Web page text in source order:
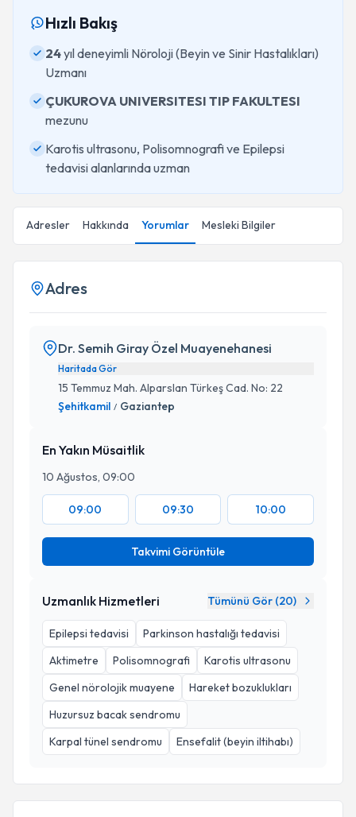
Hızlı Bakış
24yıl deneyimli Nöroloji (Beyin ve Sinir Hastalıkları)
Uzmanı
ÇUKUROVA UNIVERSITESI TIP FAKULTESI
mezunu
Karotis ultrasonu, Polisomnografi ve Epilepsi
tedavisi alanlarında uzman
Adresler Hakkında Yorumlar Mesleki Bilgiler
Adres
Dr. Semih Giray Özel Muayenehanesi
Haritada Gör
15 Temmuz Mah. Alparslan Türkeş Cad. No: 22
Şehitkamil / Gaziantep
En Yakın Müsaitlik
10 Ağustos, 09:00
09:00 09:30 10:00
Takvimi Görüntüle
Uzmanlık Hizmetleri Tümünü Gör (20)
Epilepsi tedavisi
Parkinson hastalığı tedavisi
Aktimetre
Polisomnografi
Karotis ultrasonu
Genel nörolojik muayene
Hareket bozuklukları
Huzursuz bacak sendromu
Karpal tünel sendromu
Ensefalit (beyin iltihabı)